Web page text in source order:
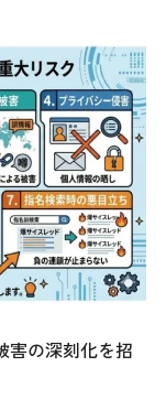
害の深刻化を招